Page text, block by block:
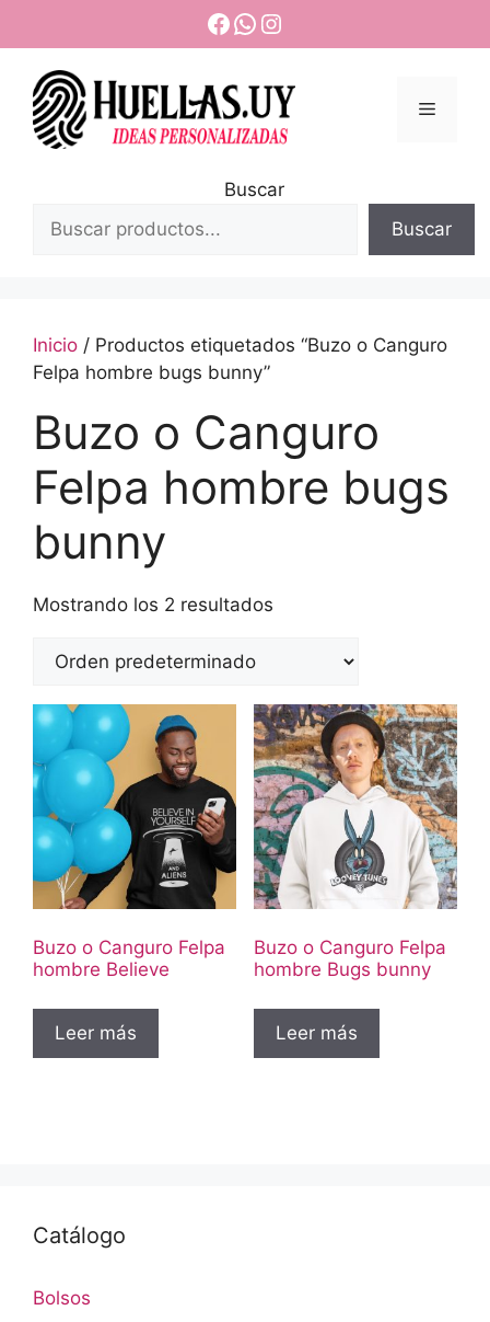
contenido
Facebook
WhatsApp
Instagram
Menú
Buscar
Buscar
Inicio / Productos etiquetados “Buzo o Canguro
Felpa hombre bugs bunny”
Buzo o Canguro
Felpa hombre bugs
bunny
Mostrando los 2 resultados
Buzo o Canguro Felpa
hombre Believe
Leer más
Buzo o Canguro Felpa
hombre Bugs bunny
Leer más
Catálogo
Bolsos